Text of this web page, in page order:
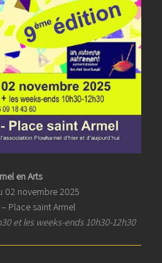
en Arts
02 novembre 2025
Place saint Armel
et les weeks-ends 10h30-12h30